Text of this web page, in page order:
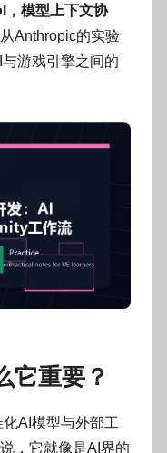
模型上下文协
Anthropic的实验
游戏引擎之间的
它重要？
AI模型与外部工
，它就像是AI界的